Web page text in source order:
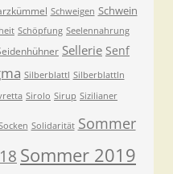
Schweigen Schwein
Schöpfung Seelennahrung
Sellerie Senf
Silberblattl Silberblattln
Sirolo Sirup Sizilianer
Solidarität Sommer
Sommer 2019